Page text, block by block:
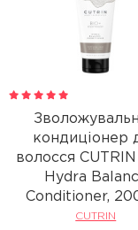
кондиціонер
волосся
Hydra
Conditioner,
CUTRIN